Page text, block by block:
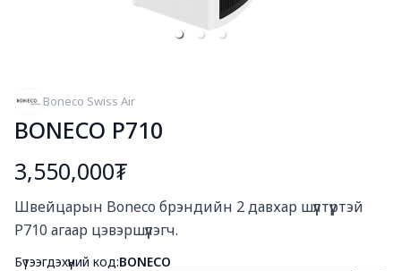
Boneco Swiss Air
BONECO P710
3,550,000₮
Швейцарын Boneco брэндийн 2 давхар шүүлтүүртэй
P710 агаар цэвэршүүлэгч.
Бүтээгдэхүүний код:BONECO